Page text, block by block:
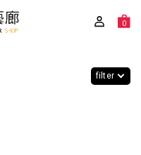
0
filter